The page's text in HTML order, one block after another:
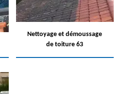
Nettoyage et démoussage
de toiture 63